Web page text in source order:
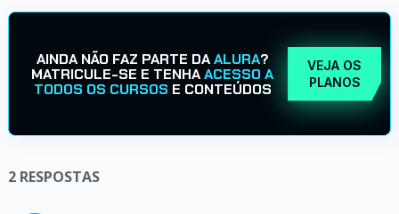
AINDA NÃO FAZ PARTE DAALURA?
MATRICULE-SE E TENHAACESSO A
TODOS OS CURSOS E CONTEÚDOS
VEJA OS
PLANOS
2 RESPOSTAS